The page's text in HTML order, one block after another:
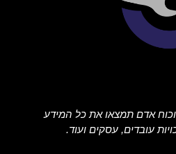
אדם תמצאו את כל המידע
עובדים, עסקים ועוד.